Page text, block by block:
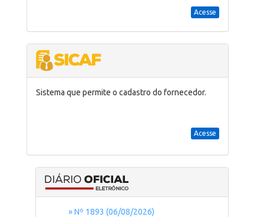
Acesse
Sistema que permite o cadastro do fornecedor.
Acesse
» Nº 1893 (06/08/2026)